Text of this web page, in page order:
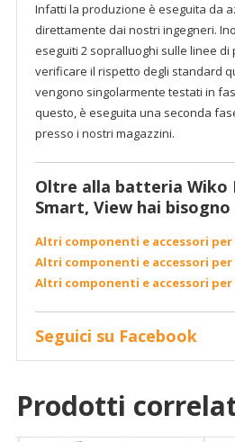
Infatti la produzione è eseguita da
direttamente dai nostri ingegneri.
eseguiti 2 sopralluoghi sulle linee
verificare il rispetto degli standard
vengono singolarmente testati in
questo, è eseguita una seconda
presso i nostri magazzini.
Oltre alla batteria Wiko
Smart, View hai
Altri componenti e accessori per
Altri componenti e accessori per
Altri componenti e accessori per
Seguici su Facebook
Prodotti